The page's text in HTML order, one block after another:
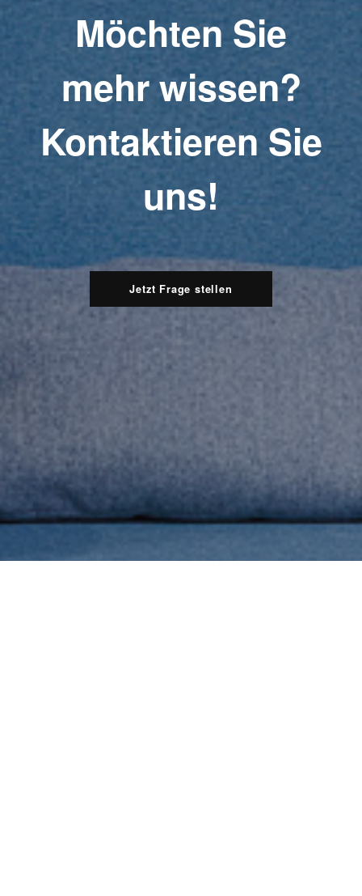
Möchten Sie
mehr wissen?
Kontaktieren Sie
uns!
Jetzt Frage stellen